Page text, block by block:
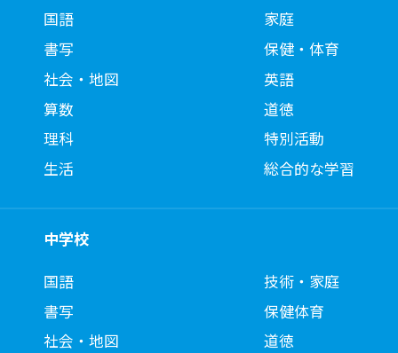
国語
書写
社会・地図
算数
理科
生活
家庭
保健・体育
英語
道徳
特別活動
総合的な学習
中学校
国語
書写
社会・地図
技術・家庭
保健体育
道徳